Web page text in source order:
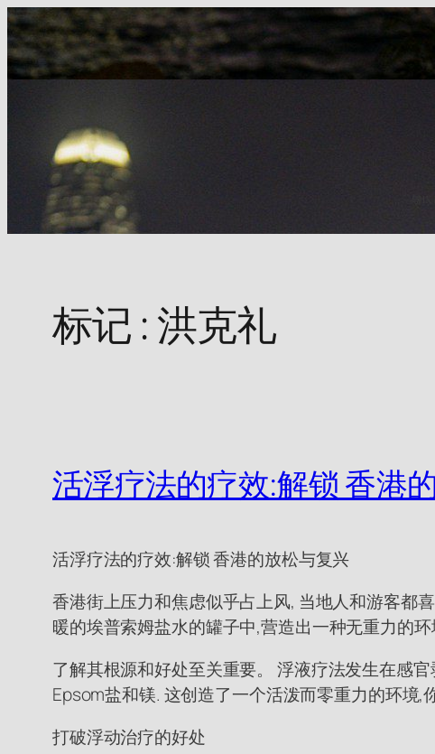
Skip
to
content
与
标记 :洪克礼
活浮疗法的疗效:解锁 香港
活浮疗法的疗效:解锁 香港的放松与复兴
香港街上压力和焦虑似乎占上风, 当地人和游客都
暖的埃普索姆盐水的罐子中,营造出一种无重力的
了解其根源和好处至关重要。 浮液疗法发生在感
Epsom盐和镁. 这创造了一个活泼而零重力的环境
打破浮动治疗的好处